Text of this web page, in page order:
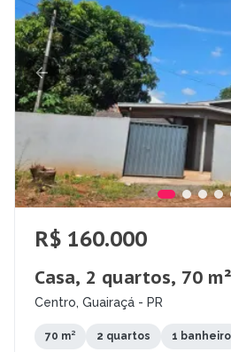
R$ 160.000
Casa, 2 quartos, 70 m²
Centro, Guairaçá - PR
70 m² 2 quartos 1 banheiro